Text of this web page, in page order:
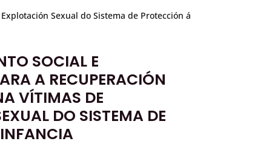
Sexual do Sistema de Protección á
SOCIAL E
A RECUPERACIÓN
VÍTIMAS DE
DO SISTEMA DE